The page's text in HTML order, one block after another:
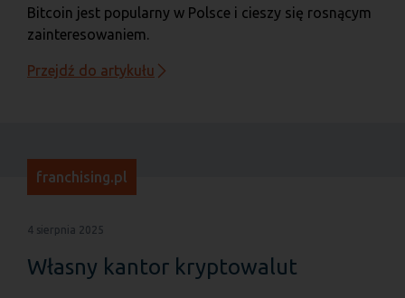
Bitcoin jest popularny w Polsce i cieszy się rosnącym
zainteresowaniem.
Przejdź do artykułu
franchising.pl
4 sierpnia 2025
Własny kantor kryptowalut